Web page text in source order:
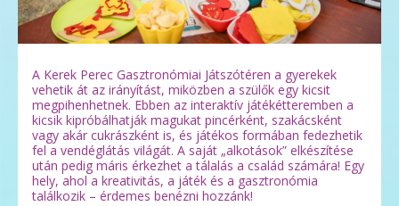
A Kerek Perec Gasztronómiai Játszótéren a gyerekek
vehetik át az irányítást, miközben a szülők egy kicsit
megpihenhetnek. Ebben az interaktív játékétteremben a
kicsik kipróbálhatják magukat pincérként, szakácsként
vagy akár cukrászként is, és játékos formában fedezhetik
fel a vendéglátás világát. A saját „alkotások” elkészítése
után pedig máris érkezhet a tálalás a család számára! Egy
hely, ahol a kreativitás, a játék és a gasztronómia
találkozik – érdemes benézni hozzánk!